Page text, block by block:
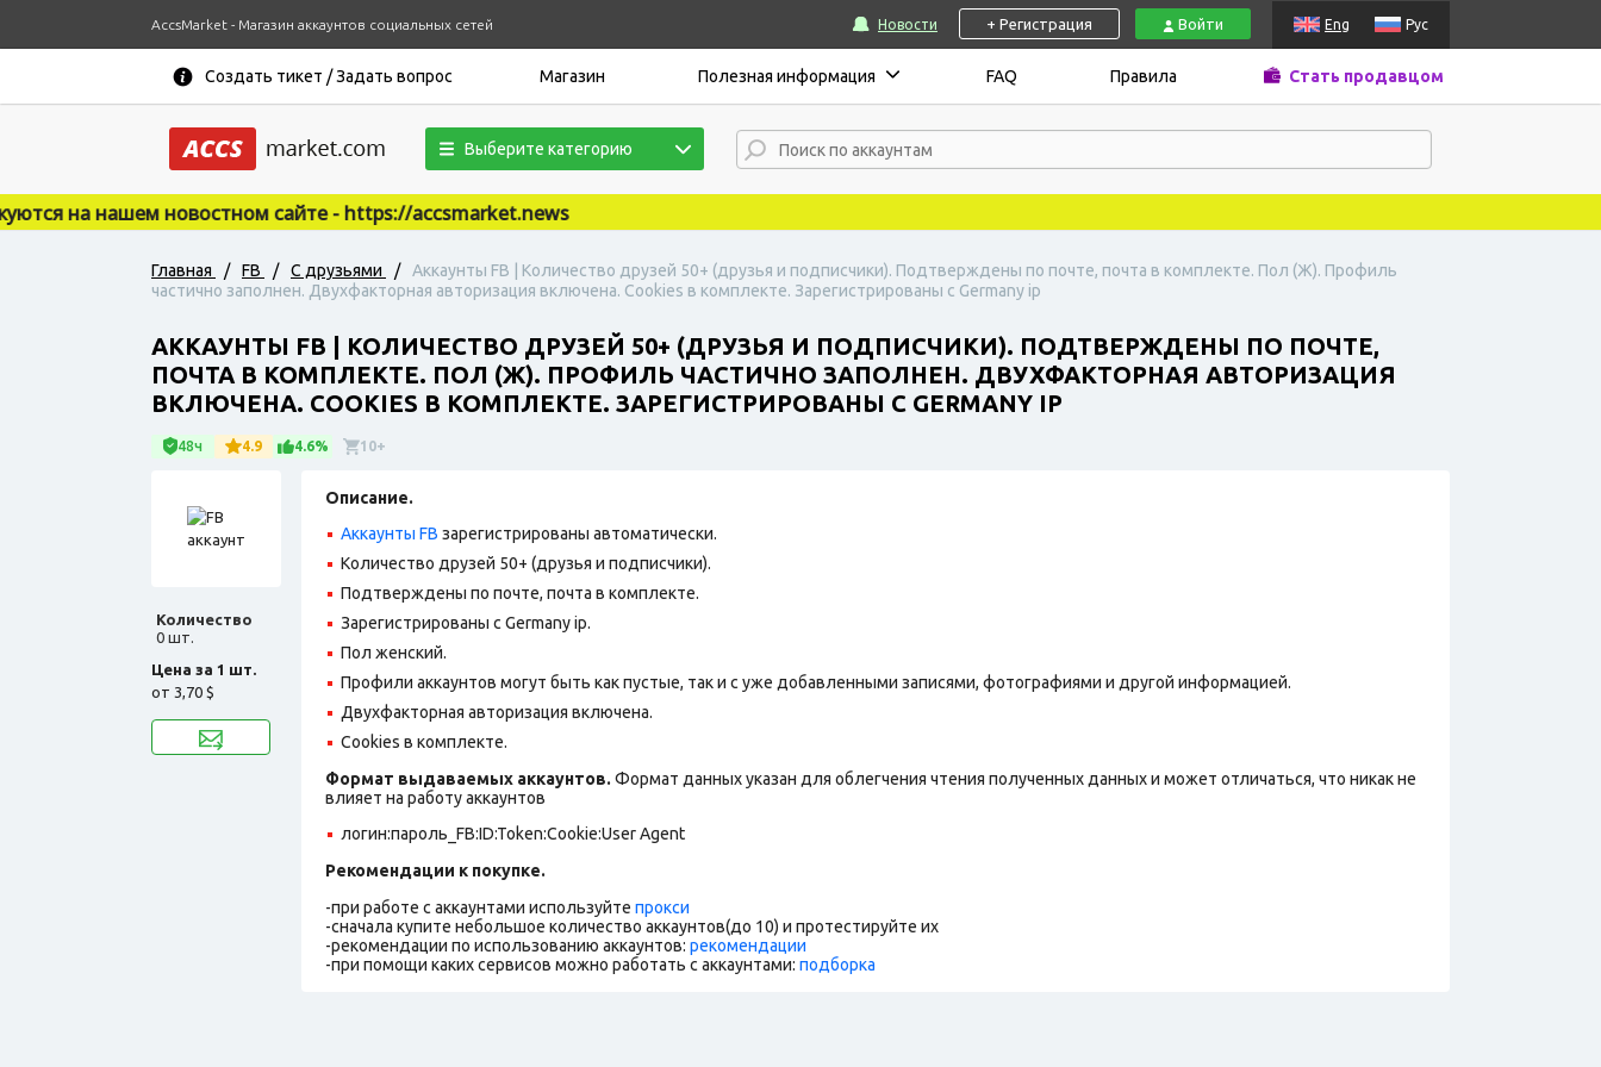
AccsMarket - Магазин аккаунтов социальных сетей Новости + Регистрация Войти Eng Рус
Создать тикет / Задать вопрос Магазин Полезная информация FAQ Правила Стать продавцом
Выберите категорию
на нашем новостном сайте - https://accsmarket.news
Главная / FB / С друзьями /
Аккаунты FB | Количество друзей 50+ (друзья и подписчики). Подтверждены по почте, почта в комплекте. Пол (Ж). Профиль
частично заполнен. Двухфакторная авторизация включена. Cookies в комплекте. Зарегистрированы с Germany ip
АККАУНТЫ FB | КОЛИЧЕСТВО ДРУЗЕЙ 50+ (ДРУЗЬЯ И ПОДПИСЧИКИ). ПОДТВЕРЖДЕНЫ ПО ПОЧТЕ,
ПОЧТА В КОМПЛЕКТЕ. ПОЛ (Ж). ПРОФИЛЬ ЧАСТИЧНО ЗАПОЛНЕН. ДВУХФАКТОРНАЯ АВТОРИЗАЦИЯ
ВКЛЮЧЕНА. COOKIES В КОМПЛЕКТЕ. ЗАРЕГИСТРИРОВАНЫ С GERMANY IP
48ч 4.9 4.6% 10+
Количество
0 шт.
Цена за 1 шт.
от 3,70 $
Описание.
Аккаунты FB зарегистрированы автоматически.
Количество друзей 50+ (друзья и подписчики).
Подтверждены по почте, почта в комплекте.
Зарегистрированы с Germany ip.
Пол женский.
Профили аккаунтов могут быть как пустые, так и с уже добавленными записями, фотографиями и другой информацией.
Двухфакторная авторизация включена.
Cookies в комплекте.
Формат выдаваемых аккаунтов. Формат данных указан для облегчения чтения полученных данных и может отличаться, что никак не
влияет на работу аккаунтов
логин:пароль_FB:ID:Token:Cookie:User Agent
Рекомендации к покупке.
-при работе с аккаунтами используйте прокси
-сначала купите небольшое количество аккаунтов(до 10) и протестируйте их
-рекомендации по использованию аккаунтов: рекомендации
-при помощи каких сервисов можно работать с аккаунтами: подборка